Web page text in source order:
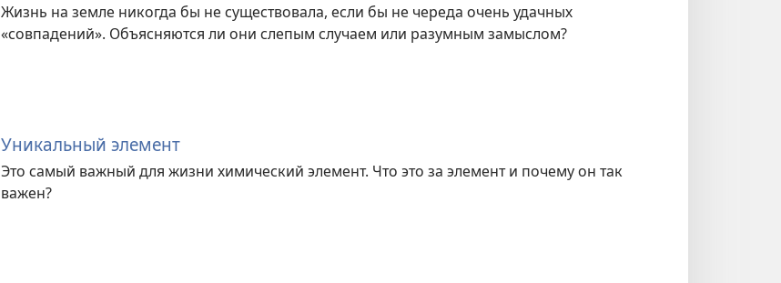
Жизнь на земле никогда бы не существовала, если бы не череда очень удачных
«совпадений». Объясняются ли они слепым случаем или разумным замыслом?
Уникальный элемент
Это самый важный для жизни химический элемент. Что это за элемент и почему он так
важен?